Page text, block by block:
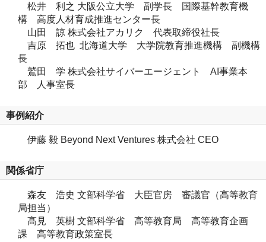
松井 利之 大阪公立大学 副学長 国際基幹教育機
構 高度人材育成推進センター長
山田 諒 株式会社アカリク 代表取締役社長
吉原 拓也 北海道大学 大学院教育推進機構 副機構
長
鷲田 学 株式会社サイバーエージェント AI事業本
部 人事室長
事例紹介
伊藤 毅 Beyond Next Ventures 株式会社 CEO
関係省庁
森友 浩史 文部科学省 大臣官房 審議官（高等教育
局担当）
髙見 英樹 文部科学省 高等教育局 高等教育企画
課 高等教育政策室長